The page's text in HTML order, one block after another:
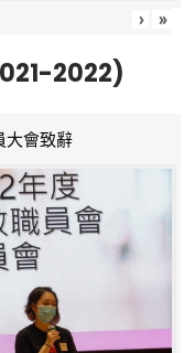
› »
2022)
大會致辭